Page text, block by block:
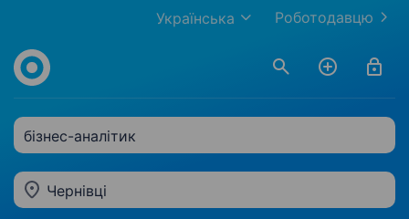
Роботодавцю
Українська
бізнес-аналітик
Чернівці